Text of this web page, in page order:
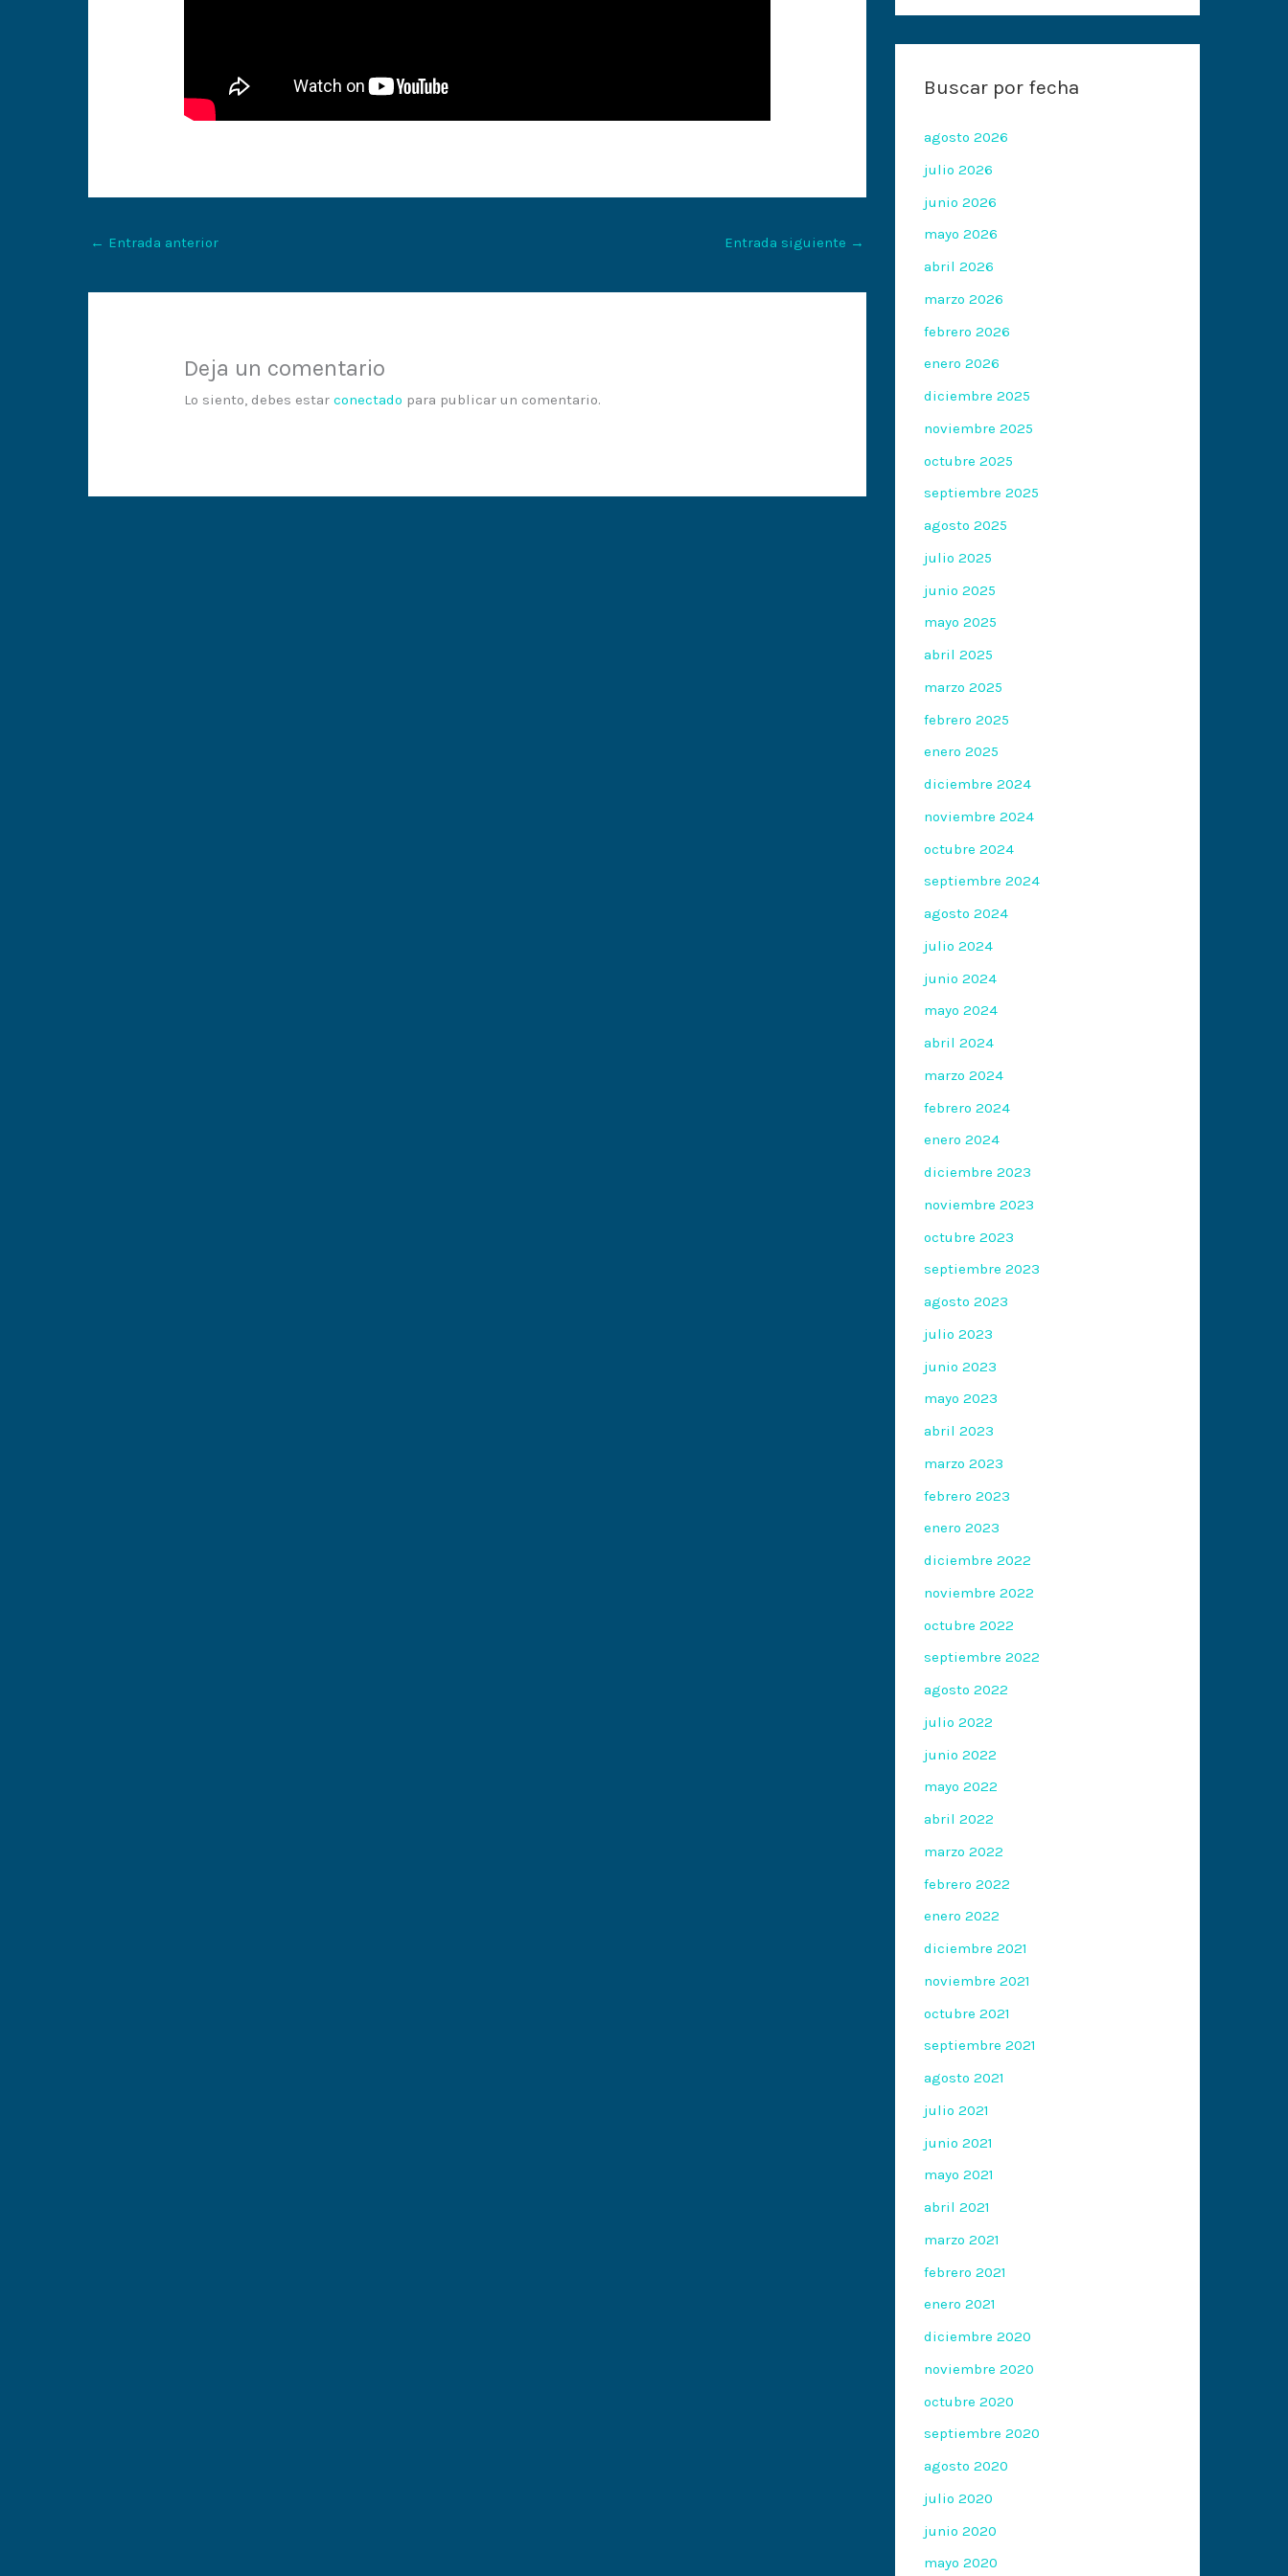
← Entrada anterior Entrada siguiente →
Deja un comentario
Lo siento, debes estarconectado para publicar un comentario.
Buscar por fecha
agosto 2026
julio 2026
junio 2026
mayo 2026
abril 2026
marzo 2026
febrero 2026
enero 2026
diciembre 2025
noviembre 2025
octubre 2025
septiembre 2025
agosto 2025
julio 2025
junio 2025
mayo 2025
abril 2025
marzo 2025
febrero 2025
enero 2025
diciembre 2024
noviembre 2024
octubre 2024
septiembre 2024
agosto 2024
julio 2024
junio 2024
mayo 2024
abril 2024
marzo 2024
febrero 2024
enero 2024
diciembre 2023
noviembre 2023
octubre 2023
septiembre 2023
agosto 2023
julio 2023
junio 2023
mayo 2023
abril 2023
marzo 2023
febrero 2023
enero 2023
diciembre 2022
noviembre 2022
octubre 2022
septiembre 2022
agosto 2022
julio 2022
junio 2022
mayo 2022
abril 2022
marzo 2022
febrero 2022
enero 2022
diciembre 2021
noviembre 2021
octubre 2021
septiembre 2021
agosto 2021
julio 2021
junio 2021
mayo 2021
abril 2021
marzo 2021
febrero 2021
enero 2021
diciembre 2020
noviembre 2020
octubre 2020
septiembre 2020
agosto 2020
julio 2020
junio 2020
mayo 2020